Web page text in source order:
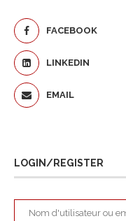
FACEBOOK
LINKEDIN
EMAIL
LOGIN/REGISTER